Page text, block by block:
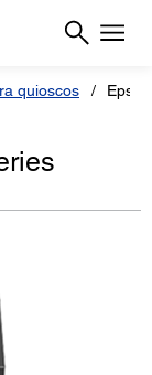
quioscos